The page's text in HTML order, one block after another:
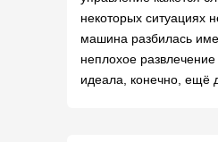
некоторых ситуациях
машина разбилась
неплохое
идеала, конечно, ещё